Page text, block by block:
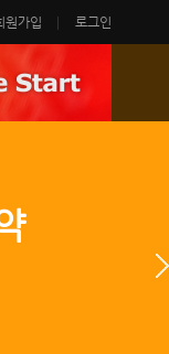
원가입 로그인